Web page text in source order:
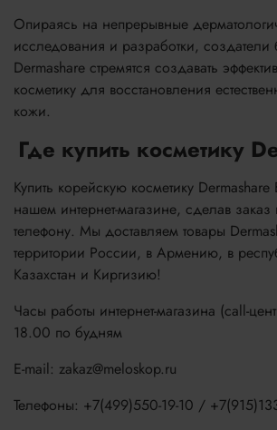
Опираясь на непрерывные
исследования и разработки, создатели
Dermashare стремятся создавать
косметику для восстановления
кожи.
Где купить косметику
Купить корейскую косметику
нашем интернет-магазине, сделав
телефону. Мы доставляем товары
территории России, в Армению, в
Казахстан и Киргизию!
Часы работы интернет-магазина (call-
18.00 по будням
E-mail: zakaz@meloskop.ru
Телефоны: +7(499)550-19-10 /